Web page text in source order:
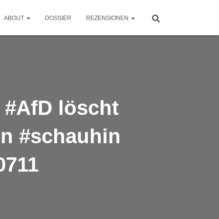
ABOUT DOSSIER REZENSIONEN
löscht
#schauhin